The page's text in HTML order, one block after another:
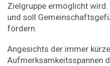
Zielgruppe ermöglicht
und soll
fördern.
Angesichts der immer
Aufmerksamkeitsspannen